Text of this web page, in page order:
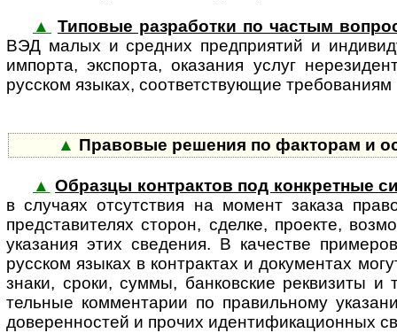
▲
Типовые разработки по частым
ВЭД малых и средних предприятий и
импорта, экспорта, оказания услуг
русском языках, соот­вет­ст­ву­ю­щие
▲ Правовые решения по факторам и
▲ Образцы контрактов под конкретные
в случаях отсут­ствия на момент заказа
предста­вителях сторон, сделке, проекте,
указания этих сведения. В качестве
русском языках в контрактах и документах
знаки, сроки, суммы, банковские реквизиты
тельные комментарии по правильному
доверенностей и прочих иденти­фика­ци­онных